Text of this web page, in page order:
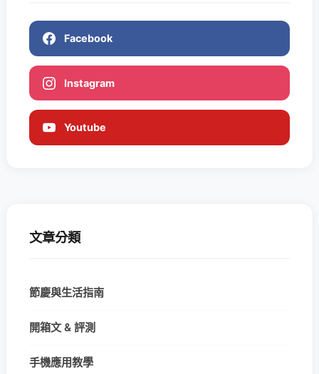
Facebook
Instagram
Youtube
文章分類
節慶與生活指南
開箱文 & 評測
手機應用教學